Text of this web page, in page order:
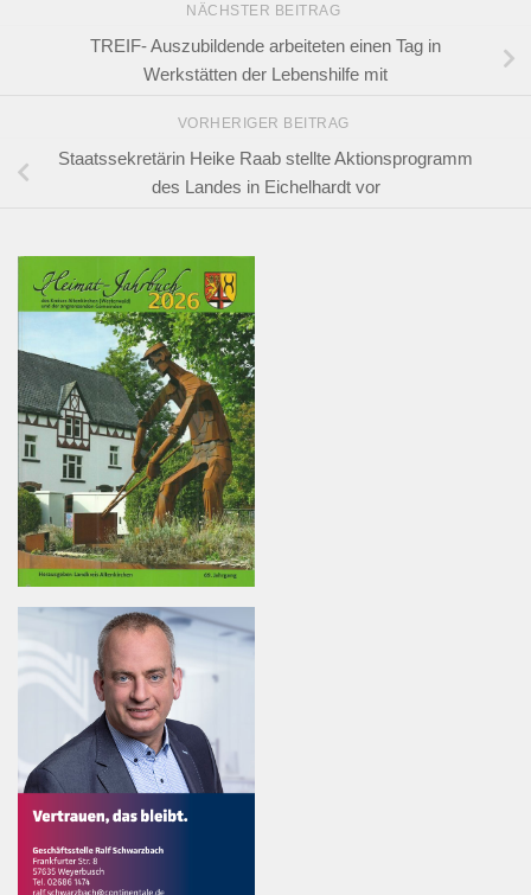
NÄCHSTER BEITRAG
TREIF- Auszubildende arbeiteten einen Tag in
Werkstätten der Lebenshilfe mit
VORHERIGER BEITRAG
Staatssekretärin Heike Raab stellte Aktionsprogramm
des Landes in Eichelhardt vor